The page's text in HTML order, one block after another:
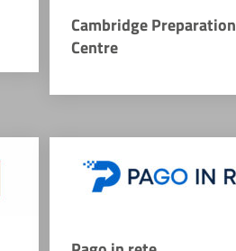
Cambridge Preparation
Centre